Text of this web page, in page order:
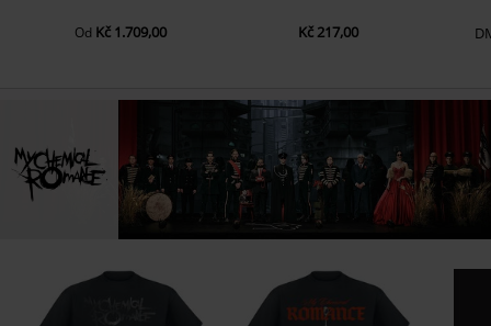
Od Kč 1.709,00 Kč 217,00